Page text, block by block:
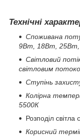
Технічні
Споживана
9Вт, 18Вт,
Світловий
світловим
Ступінь
Колірна
5500К
Розподіл світла
Корисний